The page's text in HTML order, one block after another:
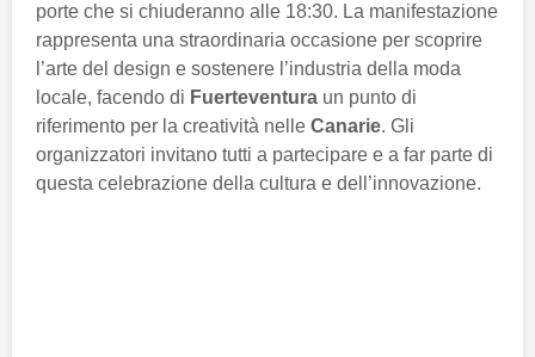
porte che si chiuderanno alle 18:30. La manifestazione
rappresenta una straordinaria occasione per scoprire
l’arte del design e sostenere l’industria della moda
locale, facendo di Fuerteventura un punto di
riferimento per la creatività nelle Canarie. Gli
organizzatori invitano tutti a partecipare e a far parte di
questa celebrazione della cultura e dell’innovazione.